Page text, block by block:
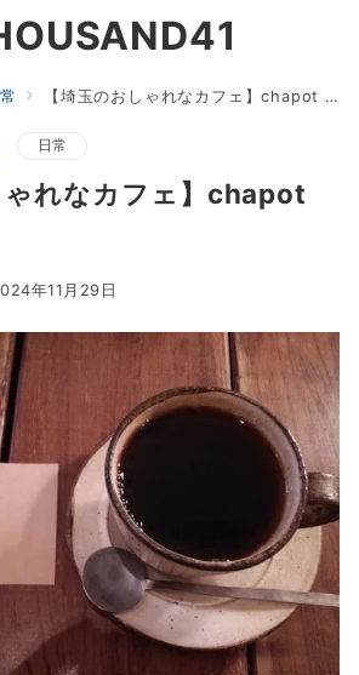
【埼玉のおしゃれなカフェ】chapot cafe
日常
ゃれなカフェ】chapot
年11月29日